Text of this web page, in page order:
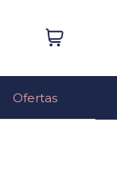
Ofertas